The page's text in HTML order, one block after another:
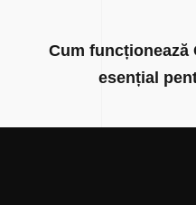
Cum funcționează
esențial